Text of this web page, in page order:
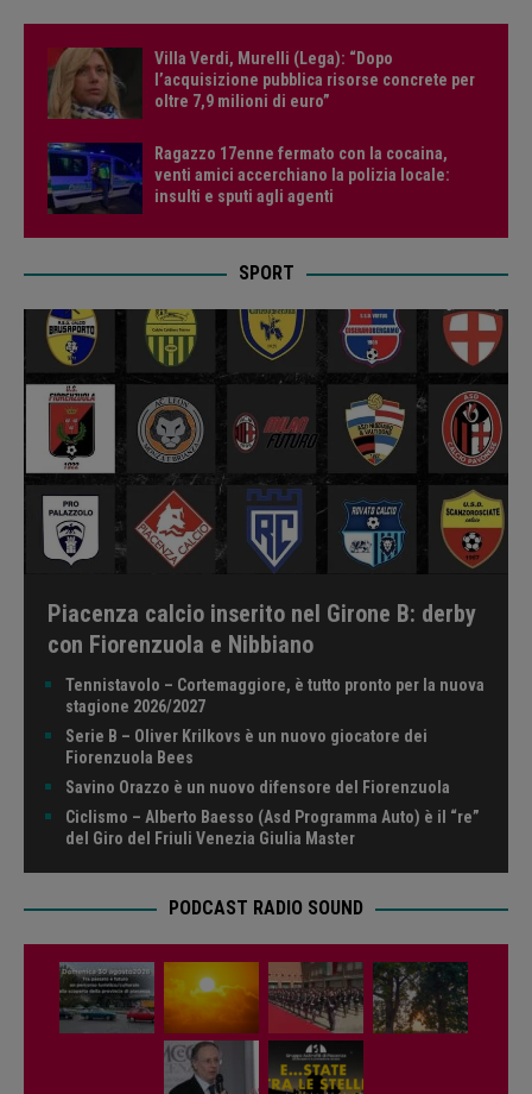
Villa Verdi, Murelli (Lega): “Dopo
l’acquisizione pubblica risorse concrete per
oltre 7,9 milioni di euro”
Ragazzo 17enne fermato con la cocaina,
venti amici accerchiano la polizia locale:
insulti e sputi agli agenti
SPORT
Piacenza calcio inserito nel Girone B: derby
con Fiorenzuola e Nibbiano
Tennistavolo – Cortemaggiore, è tutto pronto per la nuova
stagione 2026/2027
Serie B – Oliver Krilkovs è un nuovo giocatore dei
Fiorenzuola Bees
Savino Orazzo è un nuovo difensore del Fiorenzuola
Ciclismo – Alberto Baesso (Asd Programma Auto) è il “re”
del Giro del Friuli Venezia Giulia Master
PODCAST RADIO SOUND